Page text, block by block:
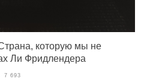
которую мы не
Ли Фридлендера
7 693